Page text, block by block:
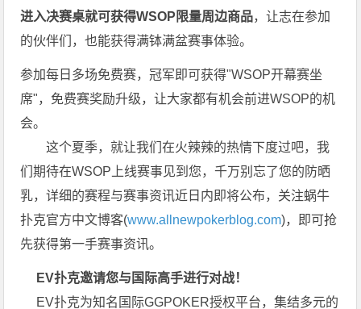
进入决赛桌就可获得WSOP限量周边商品，让志在参加
的伙伴们，也能获得满钵满盆赛事体验。
参加每日多场免费赛，冠军即可获得"WSOP开幕赛坐
席"，免费赛奖励升级，让大家都有机会前进WSOP的机
会。
这个夏季，就让我们在火辣辣的热情下度过吧，我
们期待在WSOP上线赛事见到您，千万别忘了您的防晒
乳，详细的赛程与赛事资讯近日内即将公布，关注蜗牛
扑克官方中文博客(www.allnewpokerblog.com)，即可抢
先获得第一手赛事资讯。
EV扑克邀请您与国际高手进行对战！
EV扑克为知名国际GGPOKER授权平台，集结多元的